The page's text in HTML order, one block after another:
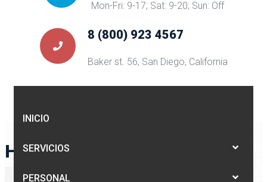
Mon-Fri: 9-17; Sat: 9-20; Sun: Off
8 (800) 923 4567
Baker st. 56, San Diego, California
INICIO
SERVICIOS
PERSONAL
HEADER TYPE 8
CLINICA SSY>